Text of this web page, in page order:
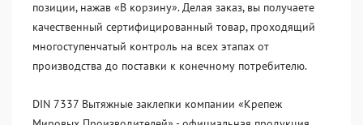
позиции, нажав «В корзину». Делая заказ, вы получаете
качественный сертифицированный товар, проходящий
многоступенчатый контроль на всех этапах от
производства до поставки к конечному потребителю.
DIN 7337 Вытяжные заклепки компании «Крепеж